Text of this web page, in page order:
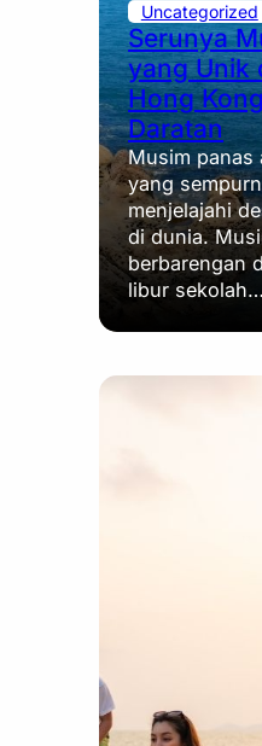
Uncategorized
Serunya
yang Unik
Hong
Daratan
Musim panas
yang
menjelajahi
di dunia.
berbarengan
libur sekolah…